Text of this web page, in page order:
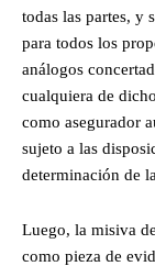
todas las partes, y
para todos los
análogos
cualquiera de
como asegurador
sujeto a las
determinación de
Luego, la misiva
como pieza de